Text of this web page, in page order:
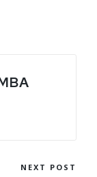
NEXT POST